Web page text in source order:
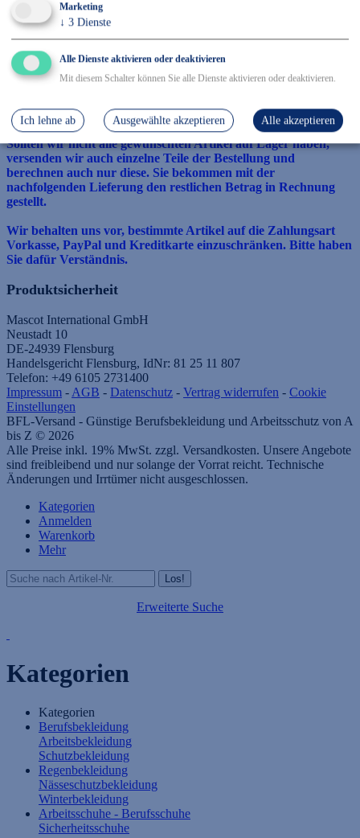
Marketing
↓ 3 Dienste
Alle Dienste aktivieren oder deaktivieren
Mit diesem Schalter können Sie alle Dienste aktivieren oder deaktivieren.
Ich lehne ab Ausgewählte akzeptieren Alle akzeptieren
die sich auf der Rückseite Ihrer Kreditkarte befindet. Der
Bankeinzug erfolgt, wenn die Ware unser Lager verlässt. Im
Falle einer Retoure wird der entsprechende Warenwert Ihrer
Kreditkarte umgehend wieder gutgeschrieben.
Zahlung per Rechnung
Wir bieten Ihnen eine Zahlung per Rechnung an. Der
Rechnungsbetrag ist nach Erhalt der Ware sofort zu bezahlen.
Sollten wir nicht alle gewünschten Artikel auf Lager haben,
versenden wir auch einzelne Teile der Bestellung und
berechnen auch nur diese. Sie bekommen mit der
nachfolgenden Lieferung den restlichen Betrag in Rechnung
gestellt.
Wir behalten uns vor, bestimmte Artikel auf die Zahlungsart
Vorkasse, PayPal und Kreditkarte einzuschränken. Bitte haben
Sie dafür Verständnis.
Produktsicherheit
Mascot International GmbH
Neustadt 10
DE-24939 Flensburg
Handelsgericht Flensburg, IdNr: 81 25 11 807
Telefon: +49 6105 2731400
Impressum - AGB - Datenschutz - Vertrag widerrufen - Cookie
Einstellungen
BFL-Versand - Günstige Berufsbekleidung und Arbeitsschutz von A
bis Z © 2026
Alle Preise inkl. 19% MwSt. zzgl. Versandkosten. Unsere Angebote
sind freibleibend und nur solange der Vorrat reicht. Technische
Änderungen und Irrtümer nicht ausgeschlossen.
Kategorien
Anmelden
Warenkorb
Mehr
Erweiterte Suche
Kategorien
Kategorien
Berufsbekleidung
Arbeitsbekleidung
Schutzbekleidung
Regenbekleidung
Nässeschutzbekleidung
Winterbekleidung
Arbeitsschuhe - Berufsschuhe
Sicherheitsschuhe